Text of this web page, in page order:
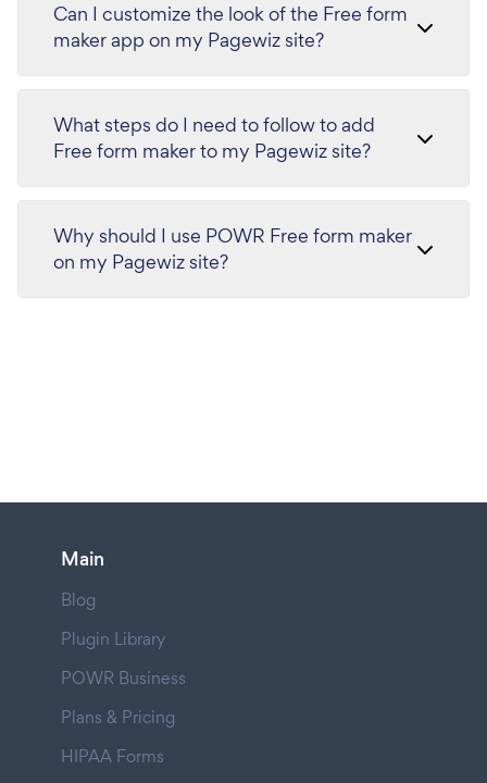
Can I customize the look of the Free form
maker app on my Pagewiz site?
What steps do I need to follow to add
Free form maker to my Pagewiz site?
Why should I use POWR Free form maker
on my Pagewiz site?
Main
Blog
Plugin Library
POWR Business
Plans & Pricing
HIPAA Forms